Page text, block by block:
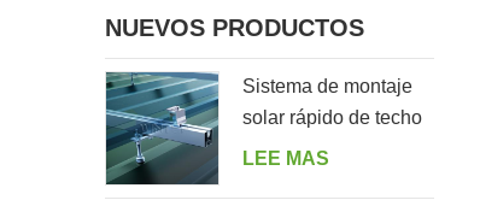
NUEVOS PRODUCTOS
Sistema de montaje
solar rápido de techo
de hojalata con perno
LEE MAS